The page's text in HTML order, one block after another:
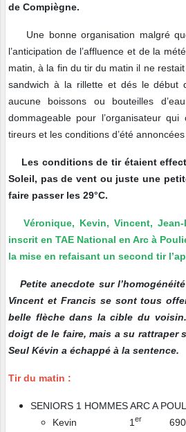
de Compiègne.
Une bonne organisation malgré
l’anticipation de l’affluence et de la
matin, à la fin du tir du matin il ne
sandwich à la rillette et dés le début
aucune boissons ou bouteilles
dommageable pour l’organisateur
tireurs et les conditions d’été
Les conditions de tir étaient
Soleil, pas de vent ou juste une
faire passer les 29°C.
Véronique, Kevin, Vincent,
inscrit en TAE National en Arc à
la mise en refaisant un second tir
Petite anecdote sur
Vincent et Francis se sont tous
belle flèche dans la cible du
doigt de le faire, mais a su rattraper
Seul Kévin a échappé à la sentence.
Tir du matin :
SENIORS 1 HOMMES ARC A
Kevin 1 er
690